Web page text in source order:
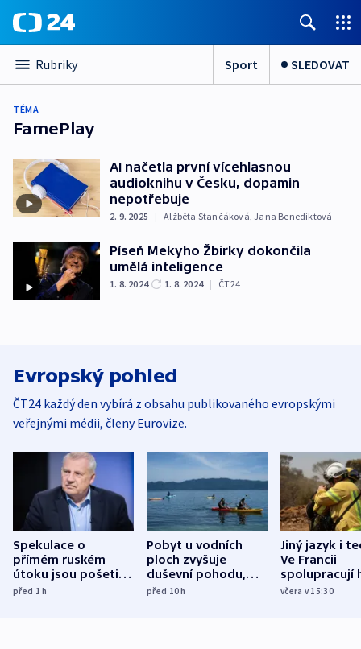
Rubriky Sport SLEDOVAT
TÉMA
FamePlay
AI načetla první vícehlasnou
audioknihu v Česku, dopamin
nepotřebuje
2. 9. 2025 | Alžběta Stančáková, Jana Benediktová
Píseň Mekyho Žbirky dokončila
umělá inteligence
1. 8. 2024 1. 8. 2024 | ČT24
Evropský pohled
ČT24 každý den vybírá z obsahu publikovaného evropskými
veřejnými médii, členy Eurovize.
Spekulace o
přímém ruském
útoku jsou pošetilé,
míní estonský
před 1h
Pobyt u vodních
ploch zvyšuje
duševní pohodu,
ukázala
před 10h
Jiný jazyk i
Ve Francii
spolupracují
různých zemí
včera v 15:30